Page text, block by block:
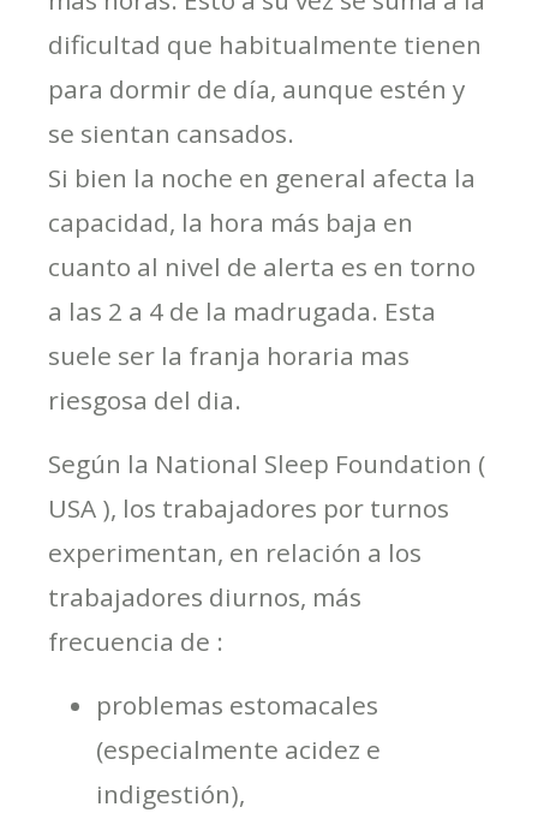
dificultad que habitualmente tienen
para dormir de día, aunque estén y
se sientan cansados.
Si bien la noche en general afecta la
capacidad, la hora más baja en
cuanto al nivel de alerta es en torno
a las 2 a 4 de la madrugada. Esta
suele ser la franja horaria mas
riesgosa del dia.
Según la National Sleep Foundation (
USA ), los trabajadores por turnos
experimentan, en relación a los
trabajadores diurnos, más
frecuencia de :
problemas estomacales
(especialmente acidez e
indigestión),